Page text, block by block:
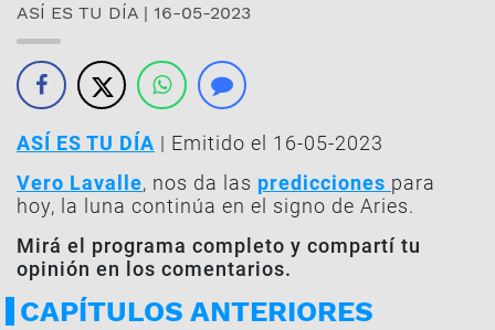
ASÍ ES TU DÍA | 16-05-2023
ASÍ ES TU DÍA | Emitido el 16-05-2023
Vero Lavalle, nos da las predicciones para
hoy, la luna continúa en el signo de Aries.
Mirá el programa completo y compartí tu
opinión en los comentarios.
CAPÍTULOS ANTERIORES
ASÍ ES TU DÍA | 06-08-2026